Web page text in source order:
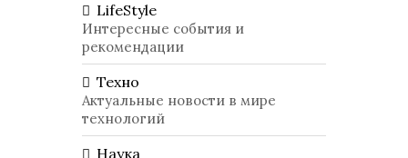
LifeStyle
Интересные события и
рекомендации
Техно
Актуальные новости в мире
технологий
Наука